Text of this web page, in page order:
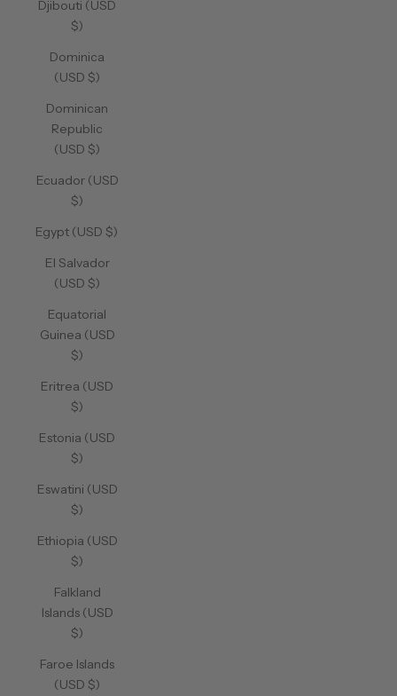
Djibouti (USD
$)
Dominica
(USD $)
Dominican
Republic
(USD $)
Ecuador (USD
$)
Egypt (USD $)
El Salvador
(USD $)
Equatorial
Guinea (USD
$)
Eritrea (USD
$)
Estonia (USD
$)
Eswatini (USD
$)
Ethiopia (USD
$)
Falkland
Islands (USD
$)
Faroe Islands
(USD $)